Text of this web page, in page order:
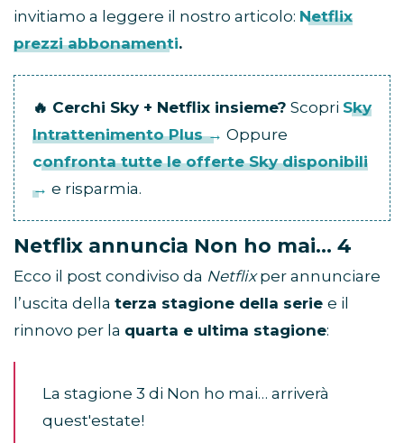
invitiamo a leggere il nostro articolo: Netflix
prezzi abbonamenti.
🔥 Cerchi Sky + Netflix insieme? Scopri Sky
Intrattenimento Plus → Oppure
confronta tutte le offerte Sky disponibili
→ e risparmia.
Netflix annuncia Non ho mai… 4
Ecco il post condiviso da Netflixper annunciare
l’uscita della terza stagione della serie e il
rinnovo per la quarta e ultima stagione:
La stagione 3 di Non ho mai… arriverà
quest'estate!